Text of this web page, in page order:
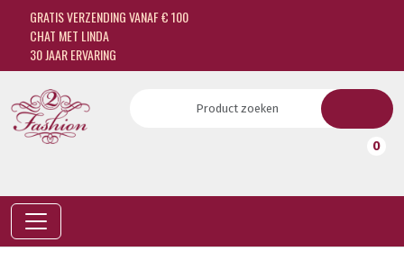
GRATIS VERZENDING VANAF € 100
CHAT MET LINDA
30 JAAR ERVARING
0